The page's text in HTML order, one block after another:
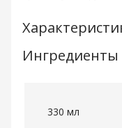
Ингредиенты
330 мл